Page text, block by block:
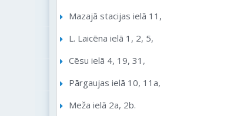
Mazajā stacijas ielā 11,
L. Laicēna ielā 1, 2, 5,
Cēsu ielā 4, 19, 31,
Pārgaujas ielā 10, 11a,
Meža ielā 2a, 2b.